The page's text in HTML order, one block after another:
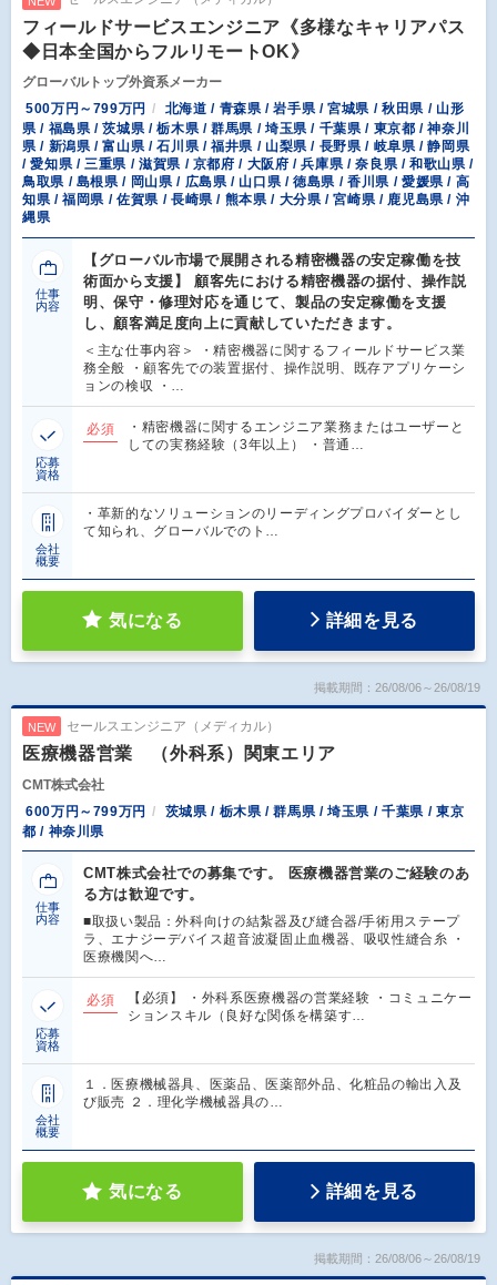
フィールドサービスエンジニア《多様なキャリアパス
◆日本全国からフルリモートOK》
グローバルトップ外資系メーカー
500万円～799万円
北海道 / 青森県 / 岩手県 / 宮城県 / 秋田県 / 山形
県 / 福島県 / 茨城県 / 栃木県 / 群馬県 / 埼玉県 / 千葉県 / 東京都 / 神奈川
県 / 新潟県 / 富山県 / 石川県 / 福井県 / 山梨県 / 長野県 / 岐阜県 / 静岡県
/ 愛知県 / 三重県 / 滋賀県 / 京都府 / 大阪府 / 兵庫県 / 奈良県 / 和歌山県 /
鳥取県 / 島根県 / 岡山県 / 広島県 / 山口県 / 徳島県 / 香川県 / 愛媛県 / 高
知県 / 福岡県 / 佐賀県 / 長崎県 / 熊本県 / 大分県 / 宮崎県 / 鹿児島県 / 沖
縄県
仕事
内容
【グローバル市場で展開される精密機器の安定稼働を技
術面から支援】 顧客先における精密機器の据付、操作説
明、保守・修理対応を通じて、製品の安定稼働を支援
し、顧客満足度向上に貢献していただきます。
＜主な仕事内容＞ ・精密機器に関するフィールドサービス業
務全般 ・顧客先での装置据付、操作説明、既存アプリケーシ
ョンの検収 ・…
応募
資格
必須
・精密機器に関するエンジニア業務またはユーザーと
しての実務経験（3年以上） ・普通…
会社
概要
・革新的なソリューションのリーディングプロバイダーとし
て知られ、グローバルでのト…
気になる 詳細を見る
掲載期間：26/08/06～26/08/19
NEW セールスエンジニア（メディカル）
医療機器営業 （外科系）関東エリア
CMT株式会社
600万円～799万円
茨城県 / 栃木県 / 群馬県 / 埼玉県 / 千葉県 / 東京
都 / 神奈川県
仕事
内容
CMT株式会社での募集です。 医療機器営業のご経験のあ
る方は歓迎です。
■取扱い製品：外科向けの結紮器及び縫合器/手術用ステープ
ラ、エナジーデバイス超音波凝固止血機器、吸収性縫合糸 ・
医療機関へ…
応募
資格
必須
【必須】 ・外科系医療機器の営業経験 ・コミュニケー
ションスキル（良好な関係を構築す…
会社
概要
１．医療機械器具、医薬品、医薬部外品、化粧品の輸出入及
び販売 ２．理化学機械器具の…
気になる 詳細を見る
掲載期間：26/08/06～26/08/19